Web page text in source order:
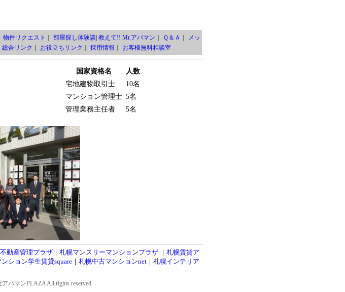
物件リクエスト 部屋探し体験談 教えて!! Mr.アパマン Ｑ＆Ａ
メッ
総合リンク お役立ちリンク 採用情報 お客様無料相談室
国家資格名
人数
宅地建物取引士
10名
マンション管理士 5名
管理業務主任者
5名
動産管理プラザ ｜ 札幌マンスリーマンションプラザ ｜ 札幌賃貸ア
ション学生賃貸square｜ 札幌中古マンションnet｜ 札幌インテリア
パマンPLAZA All rights reserved.